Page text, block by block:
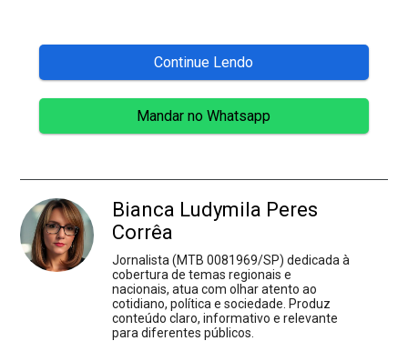
Continue Lendo
Mandar no Whatsapp
Bianca Ludymila Peres
Corrêa
Jornalista (MTB 0081969/SP) dedicada à
cobertura de temas regionais e
nacionais, atua com olhar atento ao
cotidiano, política e sociedade. Produz
conteúdo claro, informativo e relevante
para diferentes públicos.